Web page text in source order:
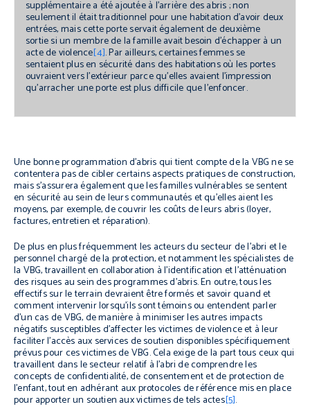
supplémentaire a été ajoutée à l’arrière des abris ; non
seulement il était traditionnel pour une habitation d’avoir deux
entrées, mais cette porte servait également de deuxième
sortie si un membre de la famille avait besoin d’échapper à un
acte de violence[4]. Par ailleurs, certaines femmes se
sentaient plus en sécurité dans des habitations où les portes
ouvraient vers l’extérieur parce qu’elles avaient l’impression
qu’arracher une porte est plus difficile que l’enfoncer.
Une bonne programmation d’abris qui tient compte de la VBG ne se
contentera pas de cibler certains aspects pratiques de construction,
mais s’assurera également que les familles vulnérables se sentent
en sécurité au sein de leurs communautés et qu’elles aient les
moyens, par exemple, de couvrir les coûts de leurs abris (loyer,
factures, entretien et réparation).
De plus en plus fréquemment les acteurs du secteur de l’abri et le
personnel chargé de la protection, et notamment les spécialistes de
la VBG, travaillent en collaboration à l’identification et l’atténuation
des risques au sein des programmes d’abris. En outre, tous les
effectifs sur le terrain devraient être formés et savoir quand et
comment intervenir lorsqu’ils sont témoins ou entendent parler
d’un cas de VBG, de manière à minimiser les autres impacts
négatifs susceptibles d’affecter les victimes de violence et à leur
faciliter l’accès aux services de soutien disponibles spécifiquement
prévus pour ces victimes de VBG. Cela exige de la part tous ceux qui
travaillent dans le secteur relatif à l’abri de comprendre les
concepts de confidentialité, de consentement et de protection de
l’enfant, tout en adhérant aux protocoles de référence mis en place
pour apporter un soutien aux victimes de tels actes[5].